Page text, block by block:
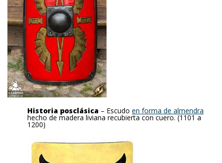
Historia posclásica – Escudo en forma de almendra
hecho de madera liviana recubierta con cuero. (1101 a
1200)